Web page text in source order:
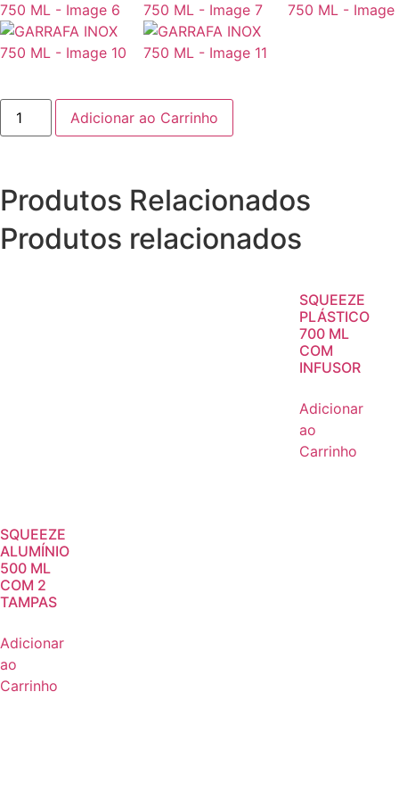
Adicionar ao Carrinho
Produtos Relacionados
Produtos relacionados
SQUEEZE
PLÁSTICO
700 ML
COM
INFUSOR
Adicionar
ao
Carrinho
SQUEEZE
ALUMÍNIO
500 ML
COM 2
TAMPAS
Adicionar
ao
Carrinho